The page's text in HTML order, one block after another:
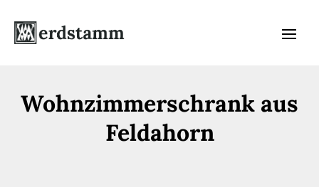
Wohnzimmerschrank aus
Feldahorn